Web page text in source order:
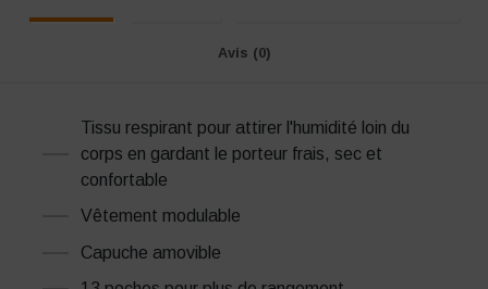
Avis (0)
Tissu respirant pour attirer l'humidité loin du
corps en gardant le porteur frais, sec et
confortable
Vêtement modulable
Capuche amovible